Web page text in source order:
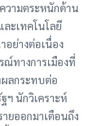
วามตระหนักด้าน
ะเทคโนโลยี
ย่างต่อเนื่อง
ณ์ทางการเมืองที่
ลกระทบต่อ
ฯ นักวิเคราะห์
ยออกมาเตือนถึง